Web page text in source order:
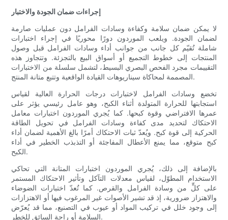
إجراءات ضمان الجودة والاختبار
لا يمكن ضمان سلامة وكفاءة وسادات الفرامل دون عمليات صارمة
لضمان الجودة. ويلعب الموردون دورًا محوريًا في إجراء اختبارات
شاملة تُقيّم كل جانب من جوانب أداء وسادات الفرامل قبل وصول
المنتجات إلى خطوط التجميع أو أسواق البيع بالتجزئة. وتتجاوز هذه
التقييمات مجرد الفحص البصري البسيط، لتشمل سلسلة من الاختبارات
المصممة لمحاكاة سيناريوهات القيادة الواقعية وتتبع متانة المنتج.
تخضع وسادات الفرامل لاختبارات درجات الحرارة العالية لقياس
استجابتها للحرارة المتولدة أثناء الكبح، وهو عامل رئيسي يؤثر على
عمرها الافتراضي وقوة كبحها. كما يُجري الموردون اختبارات معامل
الاحتكاك لتحديد مدى كفاءة وسادات الفرامل في تحويل الطاقة
الحركية إلى قوة كبح. ويُعدّ ثبات الاحتكاك أمرًا بالغ الأهمية لضمان أداء
كبح متوقع، مما يمنع الأعطال المفاجئة أو التذبذب الخطير في أداء
الكبح.
بالإضافة إلى ذلك، يُجري الموردون اختبارات المتانة التي تحاكي
الاستخدام المطوّل، لقياس معدلات التآكل وتأثير الاحتكاك المستمر
على كلٍّ من وسادة الفرامل والقرص. كما تُعدّ اختبارات الضوضاء
والاهتزاز ضرورية، إذ قد تشير الأصوات غير المرغوب فيها أو الاهتزازات
إلى وجود خلل في تركيب المواد أو عيوب في التصنيع، مما قد يُعرّض
السلامة أو راحة السائق للخطر.